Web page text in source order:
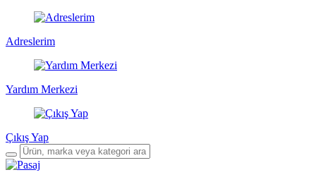
Adreslerim
Yardım Merkezi
Çıkış Yap